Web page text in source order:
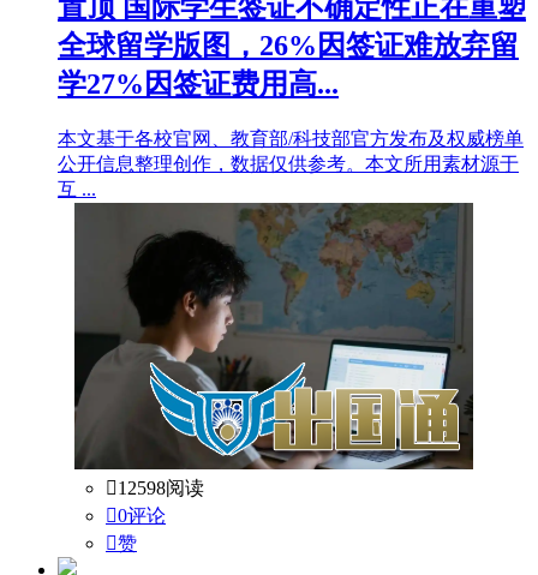
置顶 国际学生签证不确定性正在重塑
全球留学版图，26%因签证难放弃留
学27%因签证费用高...
本文基于各校官网、教育部/科技部官方发布及权威榜单
公开信息整理创作，数据仅供参考。本文所用素材源于
互 ...
12598阅读
0评论
赞